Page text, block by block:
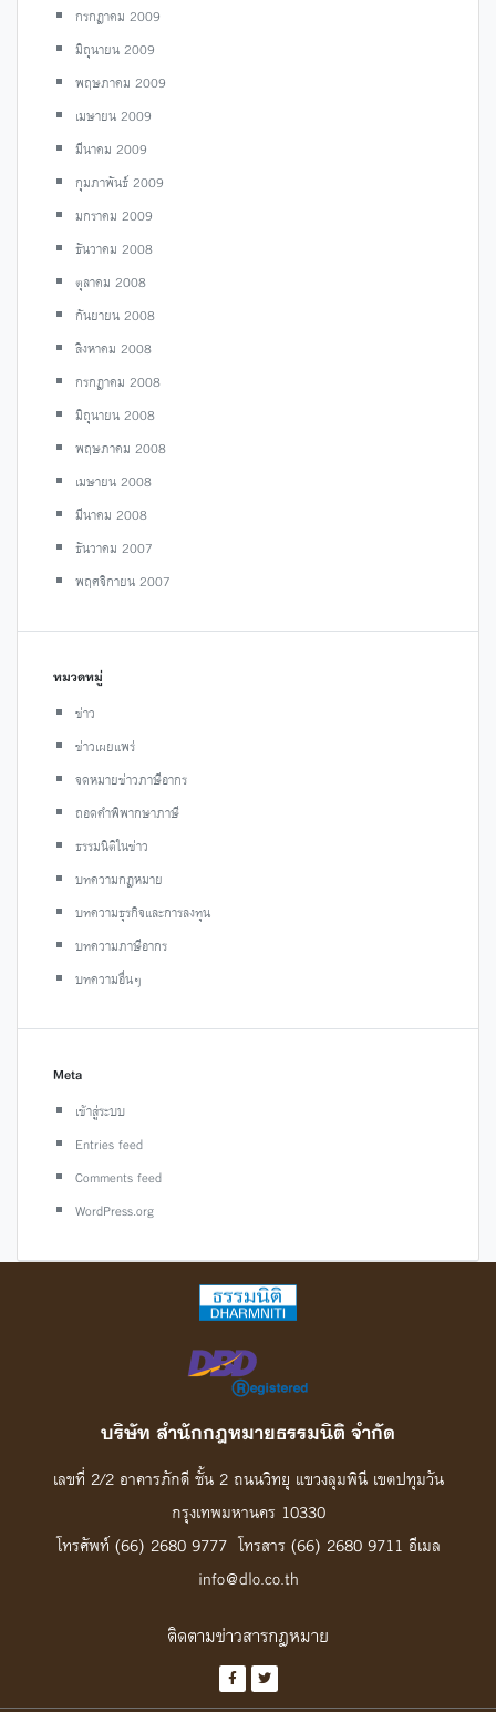
กรกฎาคม 2009
มิถุนายน 2009
พฤษภาคม 2009
เมษายน 2009
มีนาคม 2009
กุมภาพันธ์ 2009
มกราคม 2009
ธันวาคม 2008
ตุลาคม 2008
กันยายน 2008
สิงหาคม 2008
กรกฎาคม 2008
มิถุนายน 2008
พฤษภาคม 2008
เมษายน 2008
มีนาคม 2008
ธันวาคม 2007
พฤศจิกายน 2007
หมวดหมู่
ข่าว
ข่าวเผยแพร่
จดหมายข่าวภาษีอากร
ถอดคำพิพากษาภาษี
ธรรมนิติในข่าว
บทความกฎหมาย
บทความธุรกิจและการลงทุน
บทความภาษีอากร
บทความอื่นๆ
Meta
เข้าสู่ระบบ
Entries feed
Comments feed
WordPress.org
บริษัท สํานักกฎหมายธรรมนิติ จํากัด
เลขที่ 2/2 อาคารภักดี ชั้น 2 ถนนวิทยุ แขวงลุมพินี เขตปทุมวัน
กรุงเทพมหานคร 10330
โทรศัพท์ (66) 2680 9777 โทรสาร (66) 2680 9711 อีเมล
info@dlo.co.th
ติดตามข่าวสารกฎหมาย